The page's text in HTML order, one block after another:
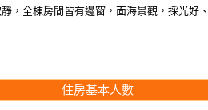
，全棟房間皆有邊窗，面海景觀，採光好
住房基本人數